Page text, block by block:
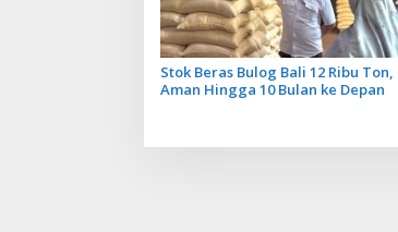
Stok Beras Bulog Bali 12 Ribu Ton,
Aman Hingga 10 Bulan ke Depan